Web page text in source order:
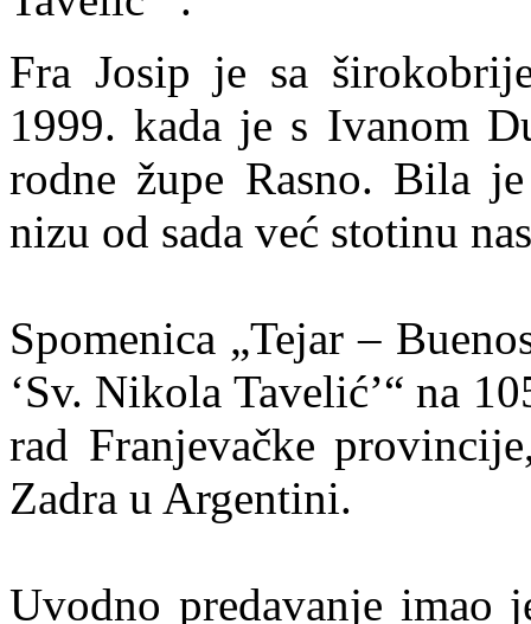
Fra Josip je sa
1999. kada je s Ivanom
rodne župe Rasno. Bila
nizu od sada već stotinu
Spomenica „Tejar –
‘Sv. Nikola Tavelić’“ na
rad Franjevačke
Zadra u Argentini.
Uvodno predavanje imao